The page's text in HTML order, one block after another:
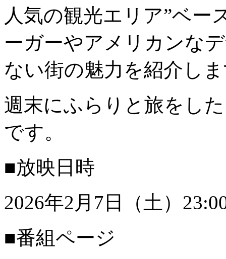
人気の観光エリア”ベー
ーガーやアメリカンな
ない街の魅力を紹介し
週末にふらりと旅をし
です。
■放映日時
2026年2月7日（土）
■番組ページ